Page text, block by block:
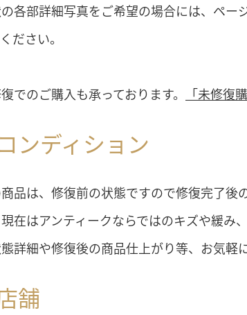
部詳細写真をご希望の場合には、ペー
ださい。
のご購入も承っております。 「未修復
ンディション
品は、修復前の状態ですので修復完了後
在はアンティークならではのキズや緩み
詳細や修復後の商品仕上がり等、お気軽
舗